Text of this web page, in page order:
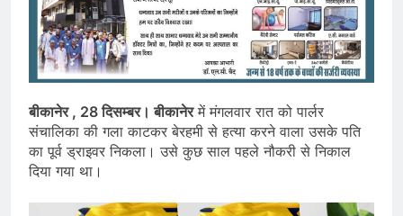
बीकानेर , 28 दिसम्बर। बीकानेरमें मंगलवार रात को पार्लर
संचालिका की गला काटकर बेरहमी से हत्या करने वाला उसके पति
का पूर्व ड्राइवर निकला। उसे कुछ साल पहले नौकरी से निकाल
दिया गया था।